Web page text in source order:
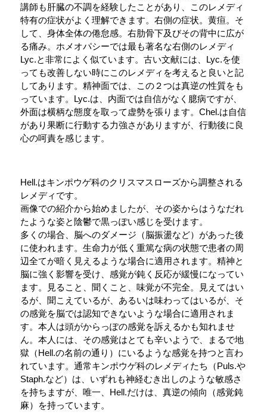
講師も肝臓の不調を経験したことがあり、このレメディ
特有の症状がよく理解できます。右側の症状。黄疸。そ
して、身体全体の倦怠感。右肋骨下及びその背中に広が
る痛み。ホメオパシーでは最も著名な右側のレメディ
Lyc.と非常によく似ています。古い文献には、Lyc.を使
っても改善しない時にこのレメディを考えると良いと記
してあります。精神面では、この２つは真逆の性質をも
っています。Lyc.は、内面では自信がなく臆病ですが、
外面は横柄な態度を取って虚勢を張ります。Chel.は自信
があり果断に行動する力強さがありますが、行動後に良
心の呵責を感じます。
Hell.はキンポウゲ科のクリスマスローズから調整される
レメディです。
画像での紹介から始めましたが、その姿からはうなだれ
たような姿と陰鬱で黒っぽい感じを受けます。
多くの場合、脳へのダメージ（脳振盪など）があった後
に使われます。生命力が低く重篤な病の状態で患者の周
辺全てが暗く見えるような場合に適用されます。精神と
脳に強く影響を受け、感覚が鈍く反応が緩慢になってい
ます。見ること、聞くこと、味覚が不完全。見えてはい
るが、聞こえているが、あるいは味わってはいるが、そ
の感覚を脳では認知できないような場合に適用されま
す。本人は頭がからっぽの感覚を訴えるかも知れませ
ん。本人には、その感覚はとても辛いようで、まるで地
獄（Hell.の名前の通り）にいるような感覚を持つと言わ
れています。通常キンポウゲ科のレメディたち（Puls.や
Staph.など）は、いずれも神経むき出しのような敏感さ
を持ちますが、唯一、Hell.だけは、真逆の傾向（感覚鈍
麻）を持っています。